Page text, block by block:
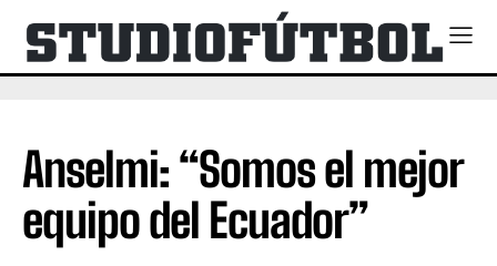
Anselmi: “Somos el mejor
equipo del Ecuador”